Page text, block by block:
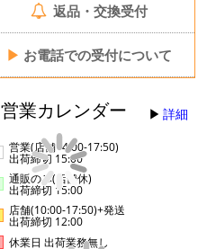
返品・交換受付
▶ お電話での受付について
営業カレンダー 詳細
営業(店舗14:00-17:50)
出荷締切 15:00
通販のみ(店舗休)
出荷締切 15:00
店舗(10:00-17:50)+発送
出荷締切 12:00
休業日 出荷業務無し